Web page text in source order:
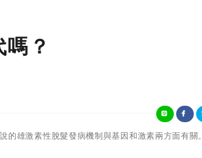
？
雄激素性脫髮發病機制與基因和激素兩方面有關。